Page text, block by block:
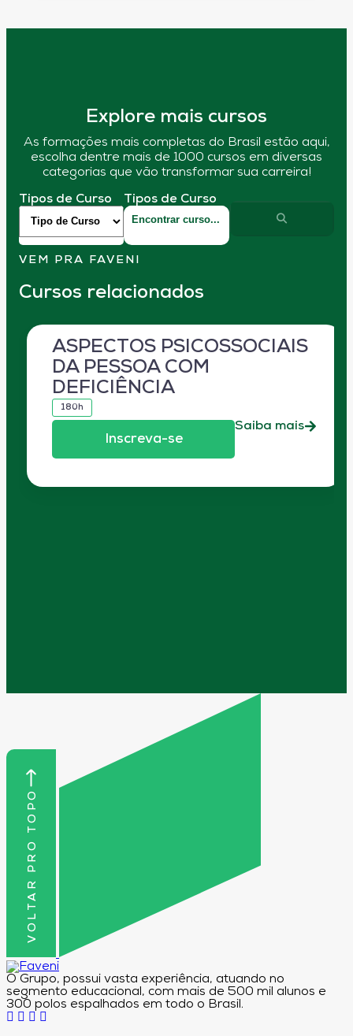
Explore mais cursos
As formações mais completas do Brasil estão aqui,
escolha dentre mais de 1000 cursos em diversas
categorias que vão transformar sua carreira!
Tipos de Curso Tipos de Curso
VEM PRA FAVENI
Cursos relacionados
ASPECTOS PSICOSSOCIAIS
DA PESSOA COM
DEFICIÊNCIA
180h
Inscreva-se
Saiba mais
VOLTAR PRO TOPO
O Grupo, possui vasta experiência, atuando no
segmento educacional, com mais de 500 mil alunos e
300 polos espalhados em todo o Brasil.